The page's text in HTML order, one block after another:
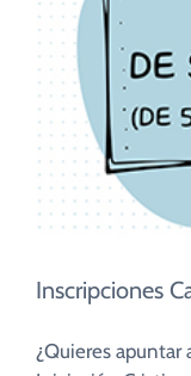
Inscripciones
¿Quieres apuntar